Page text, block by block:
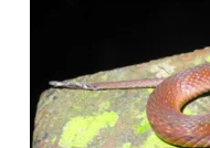
《海東札記》、《台
（1878）、《台灣通
《苗栗縣志》提到「
形。」；《澎湖通志
形，見人輒笑，見則
焚投香楮而引避之）